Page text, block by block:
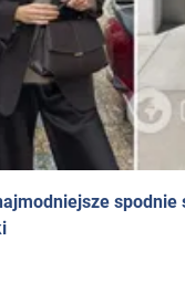
spodnie